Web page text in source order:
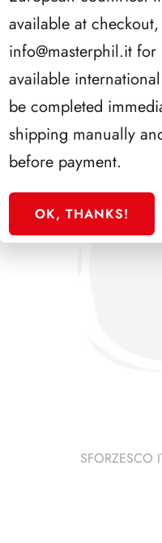
SFORZESCO
available at
info@masterphil.it for
available
be completed
shipping manually
before payment.
OK, THANKS!